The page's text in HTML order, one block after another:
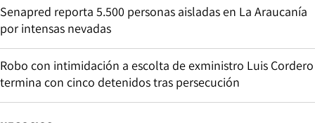
Senapred reporta 5.500 personas aisladas en La Araucanía
por intensas nevadas
Robo con intimidación a escolta de exministro Luis Cordero
termina con cinco detenidos tras persecución